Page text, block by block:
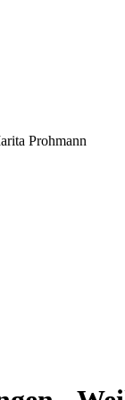
Prohmann